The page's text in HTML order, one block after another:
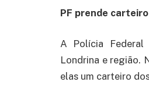
PF prende
A Polícia Federal
Londrina e região.
elas um carteiro